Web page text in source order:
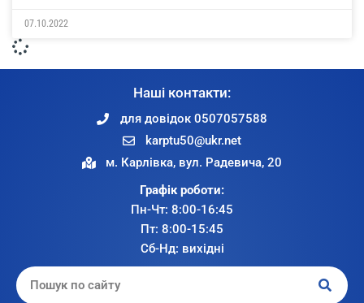
07.10.2022
Наші контакти:
для довідок 0507057588
karptu50@ukr.net
м. Карлівка, вул. Радевича, 20
Графік роботи:
Пн-Чт: 8:00-16:45
Пт: 8:00-15:45
Сб-Нд: вихідні